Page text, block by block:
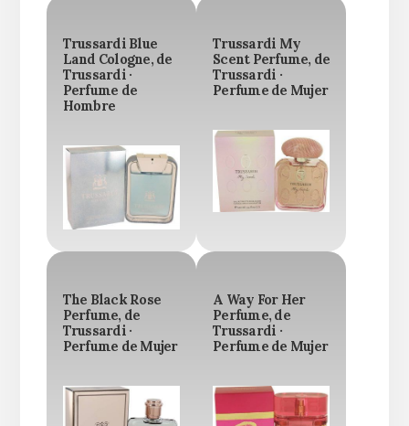
Trussardi Blue
Land Cologne, de
Trussardi ·
Perfume de
Hombre
Trussardi My
Scent Perfume, de
Trussardi ·
Perfume de Mujer
The Black Rose
Perfume, de
Trussardi ·
Perfume de Mujer
A Way For Her
Perfume, de
Trussardi ·
Perfume de Mujer